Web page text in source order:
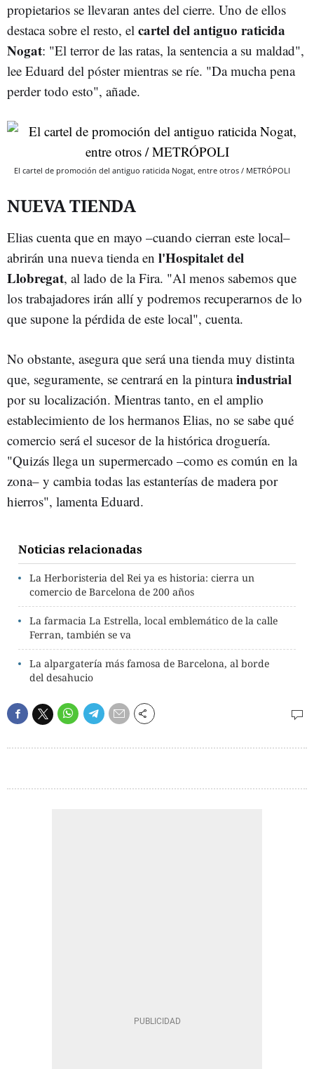
propietarios se llevaran antes del cierre. Uno de ellos
destaca sobre el resto, el cartel del antiguo raticida
Nogat: "El terror de las ratas, la sentencia a su maldad",
lee Eduard del póster mientras se ríe. "Da mucha pena
perder todo esto", añade.
El cartel de promoción del antiguo raticida Nogat, entre otros / METRÓPOLI
NUEVA TIENDA
Elias cuenta que en mayo –cuando cierran este local–
abrirán una nueva tienda en l'Hospitalet del
Llobregat, al lado de la Fira. "Al menos sabemos que
los trabajadores irán allí y podremos recuperarnos de lo
que supone la pérdida de este local", cuenta.
No obstante, asegura que será una tienda muy distinta
que, seguramente, se centrará en la pinturaindustrial
por su localización. Mientras tanto, en el amplio
establecimiento de los hermanos Elias, no se sabe qué
comercio será el sucesor de la histórica droguería.
"Quizás llega un supermercado –como es común en la
zona– y cambia todas las estanterías de madera por
hierros", lamenta Eduard.
Noticias relacionadas
La Herboristeria del Rei ya es historia: cierra un
comercio de Barcelona de 200 años
La farmacia La Estrella, local emblemático de la calle
Ferran, también se va
La alpargatería más famosa de Barcelona, al borde
del desahucio